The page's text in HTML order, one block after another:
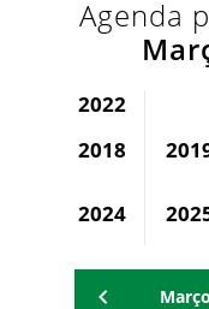
Agenda
2022
2018
2024
Março